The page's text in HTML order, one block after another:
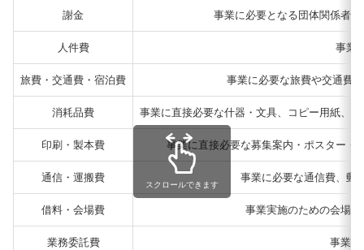
謝金 事業に必要となる団体関係者
人件費 事業
旅費・交通費・宿泊費 事業に必要な旅費や交通費
消耗品費 事業に直接必要な什器・文具、コピー用紙、
印刷・製本費 事業に直接必要な募集案内・ポスター・
通信・運搬費 事業に必要な通信費、郵
借料・会場費 事業実施のための会場
業務委託費 事業の
スクロールできます